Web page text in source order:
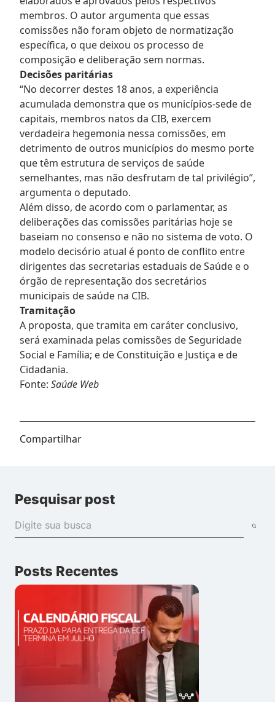
membros. O autor argumenta que essas
comissões não foram objeto de normatização
específica, o que deixou os processo de
composição e deliberação sem normas.
Decisões paritárias
“No decorrer destes 18 anos, a experiência
acumulada demonstra que os municípios-sede de
capitais, membros natos da CIB, exercem
verdadeira hegemonia nessa comissões, em
detrimento de outros municípios do mesmo porte
que têm estrutura de serviços de saúde
semelhantes, mas não desfrutam de tal privilégio”,
argumenta o deputado.
Além disso, de acordo com o parlamentar, as
deliberações das comissões paritárias hoje se
baseiam no consenso e não no sistema de voto. O
modelo decisório atual é ponto de conflito entre
dirigentes das secretarias estaduais de Saúde e o
órgão de representação dos secretários
municipais de saúde na CIB.
Tramitação
A proposta, que tramita em caráter conclusivo,
será examinada pelas comissões de Seguridade
Social e Família; e de Constituição e Justiça e de
Cidadania.
Fonte: Saúde Web
Compartilhar
Pesquisar post
Posts Recentes